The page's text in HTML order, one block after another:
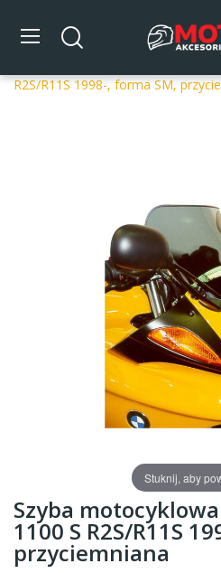
Strona główna DLA
R2S/R11S 1998-, forma SM,
Stuknij, aby
Szyba motocyklowa
1100 S R2S/R11S
przyciemniana